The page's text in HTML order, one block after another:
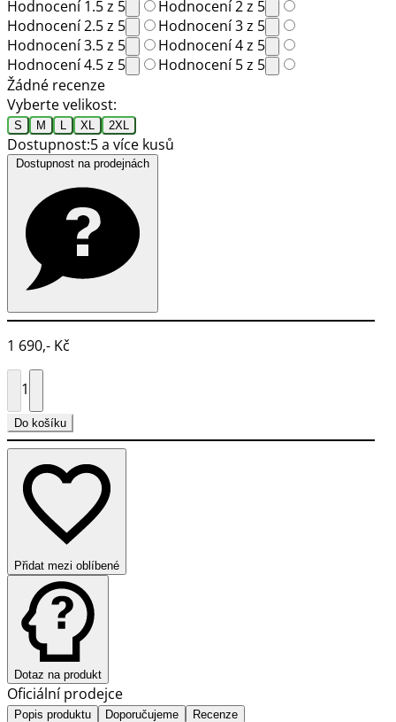
Hodnocení 1.5 z 5
Hodnocení 2 z 5
Hodnocení 2.5 z 5
Hodnocení 3 z 5
Hodnocení 3.5 z 5
Hodnocení 4 z 5
Hodnocení 4.5 z 5
Hodnocení 5 z 5
Žádné recenze
Vyberte velikost:
S M XL 2XL
Dostupnost:5 a více kusů
1 690,- Kč
1
Do košíku
Přidat mezi oblíbené
Dotaz na produkt
Oficiální prodejce
Popis produktu Doporučujeme Recenze